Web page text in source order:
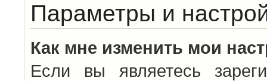
Параметры и
Как мне изменить мои
Если вы являетесь